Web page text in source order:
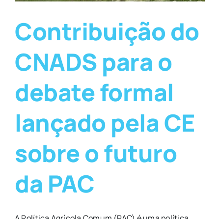
Contribuição do
CNADS para o
debate formal
lançado pela CE
sobre o futuro
da PAC